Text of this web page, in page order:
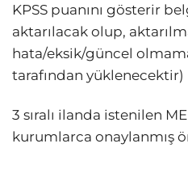
KPSS puanını gösterir
aktarılacak olup,
hata/eksik/güncel
tarafından yüklenecektir)
3 sıralı ilanda istenilen
kurumlarca onaylanmış